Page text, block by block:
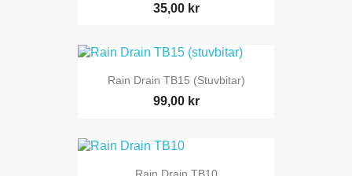
35,00 kr
Rain Drain TB15 (stuvbitar)
99,00 kr
Rain Drain TB10